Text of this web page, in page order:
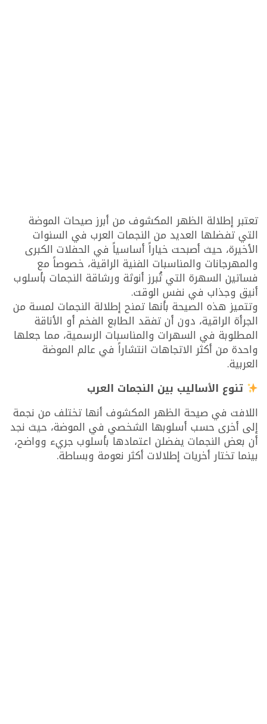
تعتبر إطلالة الظهر المكشوف من أبرز صيحات الموضة
التي تفضلها العديد من النجمات العرب في السنوات
الأخيرة، حيث أصبحت خياراً أساسياً في الحفلات الكبرى
والمهرجانات والمناسبات الفنية الراقية، خصوصاً مع
فساتين السهرة التي تُبرز أنوثة ورشاقة النجمات بأسلوب
أنيق وجذاب في نفس الوقت.
وتتميز هذه الصيحة بأنها تمنح إطلالة النجمات لمسة من
الجرأة الراقية، دون أن تفقد الطابع الفخم أو الأناقة
المطلوبة في السهرات والمناسبات الرسمية، مما جعلها
واحدة من أكثر الاتجاهات انتشاراً في عالم الموضة
العربية.
تنوع الأساليب بين النجمات العرب
اللافت في صيحة الظهر المكشوف أنها تختلف من نجمة
إلى أخرى حسب أسلوبها الشخصي في الموضة، حيث نجد
أن بعض النجمات يفضلن اعتمادها بأسلوب جريء وواضح،
بينما تختار أخريات إطلالات أكثر نعومة وبساطة.